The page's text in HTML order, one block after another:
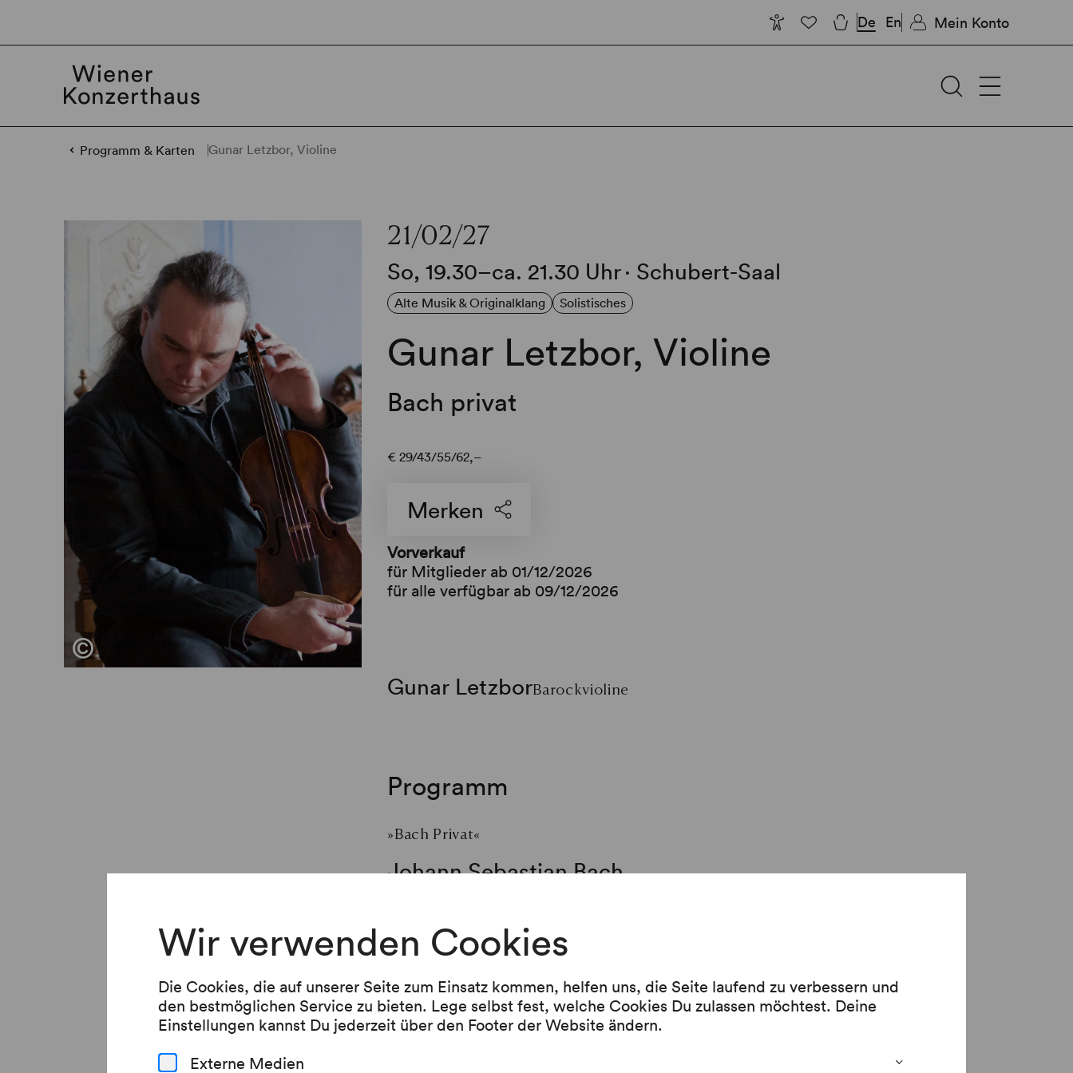
Wir verwenden Cookies
Die Cookies, die auf unserer Seite zum Einsatz kommen, helfen uns, die Seite laufend zu verbessern und
den bestmöglichen Service zu bieten. Lege selbst fest, welche Cookies Du zulassen möchtest. Deine
Einstellungen kannst Du jederzeit über den Footer der Website ändern.
Externe Medien
De En Mein Konto
Programm & Karten Gunar Letzbor, Violine
21/02/27
So, 19.30–ca. 21.30 Uhr∙ Schubert-Saal
Alte Musik & Originalklang Solistisches
Gunar Letzbor, Violine
Bach privat
€29 43 55 62,–
Merken
Vorverkauf
für Mitglieder ab 01/12/2026
für alle verfügbar ab 09/12/2026
Gunar LetzborBarockvioline
Programm
»Bach Privat«
Johann Sebastian Bach
sowie Werke von Johann Joseph Vilsmayr, Johann Paul
Westhoff und Georg Philipp Telemann